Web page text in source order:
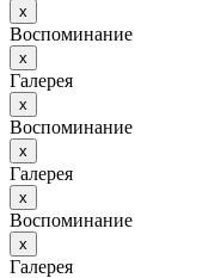
х
Воспоминание
х
Галерея
х
Воспоминание
х
Галерея
х
Воспоминание
х
Галерея